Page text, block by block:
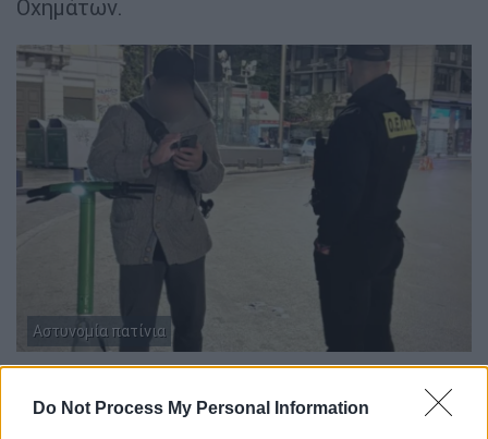
Do Not Process My Personal Information
Οχημάτων.
Αστυνομία πατίνια